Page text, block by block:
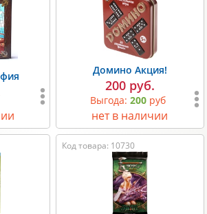
Домино Акция!
200 руб.
Выгода: 200руб
нет в наличии
Код товара: 10730